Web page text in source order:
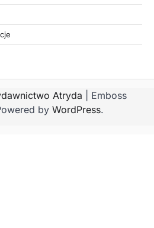
Atryda | Emboss
by WordPress.